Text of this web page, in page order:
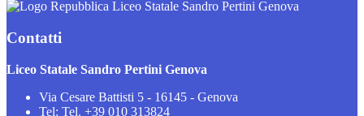
Liceo Statale Sandro Pertini Genova
Contatti
Liceo Statale Sandro Pertini Genova
Via Cesare Battisti 5 - 16145 - Genova
Tel: Tel. +39 010 313824